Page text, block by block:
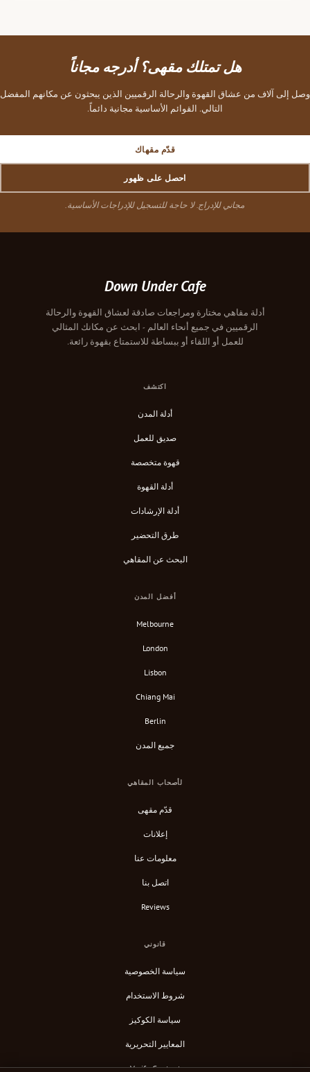
هل تمتلك مقهى؟ أدرجه مجاناً
وصل إلى آلاف من عشاق القهوة والرحالة الرقميين الذين يبحثون عن مكانهم المفضل
التالي. القوائم الأساسية مجانية دائماً.
قدّم مقهاك
احصل على ظهور
مجاني للإدراج. لا حاجة للتسجيل للإدراجات الأساسية.
Down Under Cafe
أدلة مقاهي مختارة ومراجعات صادقة لعشاق القهوة والرحالة
الرقميين في جميع أنحاء العالم - ابحث عن مكانك المثالي
للعمل أو اللقاء أو ببساطة للاستمتاع بقهوة رائعة.
اكتشف
أدلة المدن
صديق للعمل
قهوة متخصصة
أدلة القهوة
أدلة الإرشادات
طرق التحضير
البحث عن المقاهي
أفضل المدن
Melbourne
London
Lisbon
Chiang Mai
Berlin
جميع المدن
لأصحاب المقاهي
قدّم مقهى
إعلانات
معلومات عنا
اتصل بنا
Reviews
قانوني
سياسة الخصوصية
شروط الاستخدام
سياسة الكوكيز
المعايير التحريرية
Verify Content